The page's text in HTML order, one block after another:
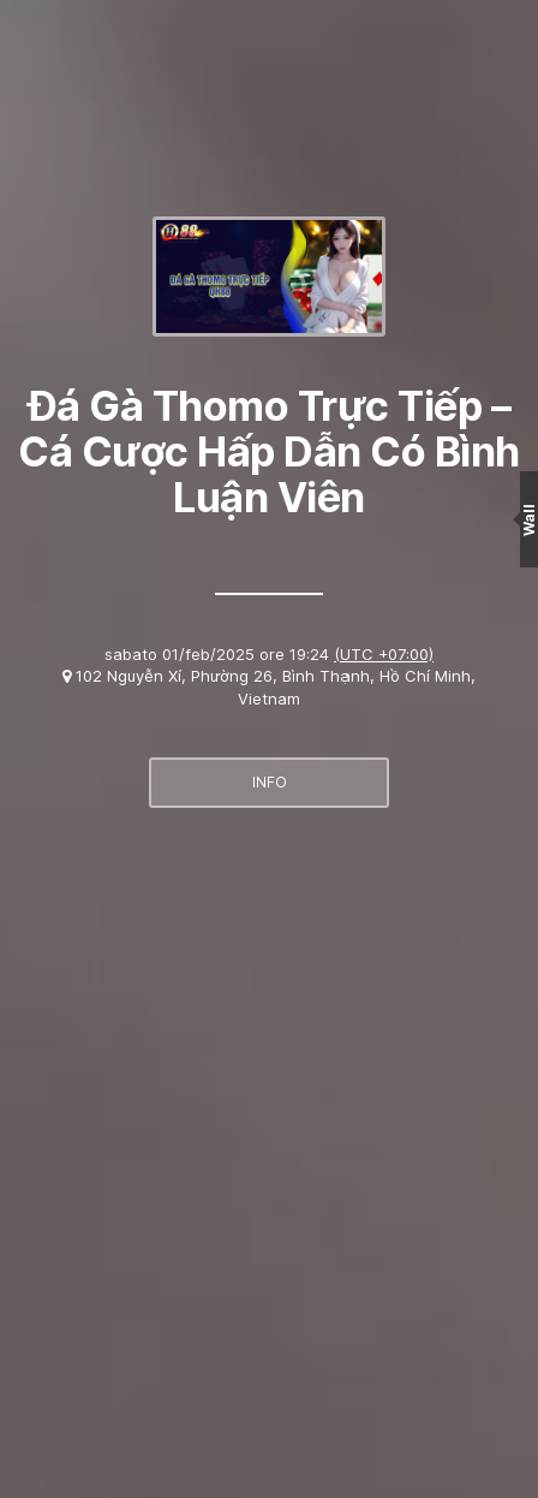
Đá Gà Thomo Trực Tiếp –
Cá Cược Hấp Dẫn Có Bình
Luận Viên
sabato 01/feb/2025 ore 19:24 (UTC +07:00)
102 Nguyễn Xí, Phường 26, Bình Thạnh, Hồ Chí Minh,
Vietnam
INFO
Wall